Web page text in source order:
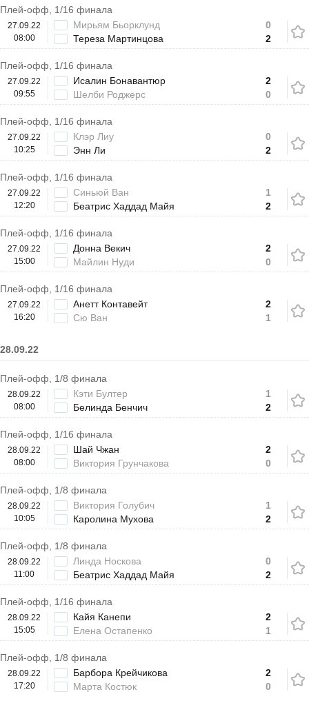
Плей-офф, 1/16 финала
27.09.22
08:00
Мирьям Бьорклунд
Тереза Мартинцова
0
2
Плей-офф, 1/16 финала
27.09.22
09:55
Исалин Бонавантюр
Шелби Роджерс
2
0
Плей-офф, 1/16 финала
27.09.22
10:25
Клэр Лиу
Энн Ли
0
2
Плей-офф, 1/16 финала
27.09.22
12:20
Синьюй Ван
Беатрис Хаддад Майя
1
2
Плей-офф, 1/16 финала
27.09.22
15:00
Донна Векич
Майлин Нуди
2
0
Плей-офф, 1/16 финала
27.09.22
16:20
Анетт Контавейт
Сю Ван
2
1
28.09.22
Плей-офф, 1/8 финала
28.09.22
08:00
Кэти Бултер
Белинда Бенчич
1
2
Плей-офф, 1/16 финала
28.09.22
08:00
Шай Чжан
Виктория Грунчакова
2
0
Плей-офф, 1/8 финала
28.09.22
10:05
Виктория Голубич
Каролина Мухова
1
2
Плей-офф, 1/8 финала
28.09.22
11:00
Линда Носкова
Беатрис Хаддад Майя
0
2
Плей-офф, 1/16 финала
28.09.22
15:05
Кайя Канепи
Елена Остапенко
2
1
Плей-офф, 1/8 финала
28.09.22
17:20
Барбора Крейчикова
Марта Костюк
2
0